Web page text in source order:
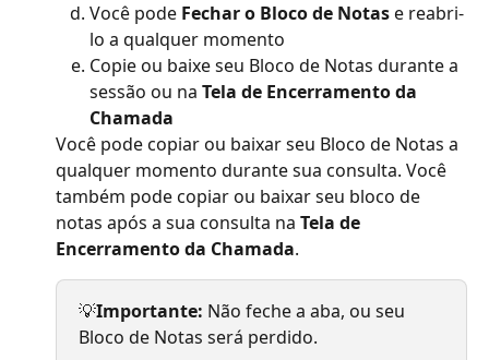
Você pode Fechar o Bloco de Notas e reabri-
lo a qualquer momento
Copie ou baixe seu Bloco de Notas durante a
sessão ou na Tela de Encerramento da
Chamada
Você pode copiar ou baixar seu Bloco de Notas a
qualquer momento durante sua consulta. Você
também pode copiar ou baixar seu bloco de
notas após a sua consulta na Tela de
Encerramento da Chamada.
💡Importante: Não feche a aba, ou seu
Bloco de Notas será perdido.